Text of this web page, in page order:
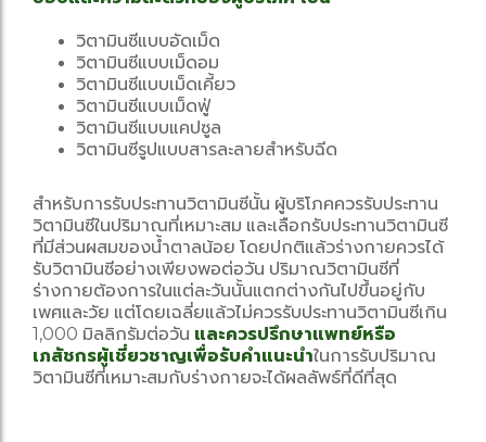
วิตามินซีแบบอัดเม็ด
วิตามินซีแบบเม็ดอม
วิตามินซีแบบเม็ดเคี้ยว
วิตามินซีแบบเม็ดฟู่
วิตามินซีแบบแคปซูล
วิตามินซีรูปแบบสารละลายสำหรับฉีด
สำหรับการรับประทานวิตามินซีนั้น ผู้บริโภคควรรับประทาน
วิตามินซีในปริมาณที่เหมาะสม และเลือกรับประทานวิตามินซี
ที่มีส่วนผสมของน้ำตาลน้อย โดยปกติแล้วร่างกายควรได้
รับวิตามินซีอย่างเพียงพอต่อวัน ปริมาณวิตามินซีที่
ร่างกายต้องการในแต่ละวันนั้นแตกต่างกันไปขึ้นอยู่กับ
เพศและวัย แต่โดยเฉลี่ยแล้วไม่ควรรับประทานวิตามินซีเกิน
1,000 มิลลิกรัมต่อวัน และควรปรึกษาแพทย์หรือ
เภสัชกรผู้เชี่ยวชาญเพื่อรับคำแนะนำในการรับปริมาณ
วิตามินซีที่เหมาะสมกับร่างกายจะได้ผลลัพธ์ที่ดีที่สุด